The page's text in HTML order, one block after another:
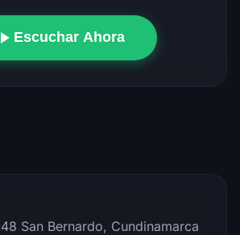
Escuchar Ahora
San Bernardo, Cundinamarca